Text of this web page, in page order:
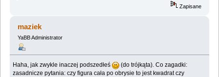
Zapisane
maziek
YaBB Administrator
Haha, jak zwykle inaczej podszedłeś
(do trójkąta). Co zagadki:
zasadnicze pytania: czy figura cała po obrysie to jest kwadrat czy